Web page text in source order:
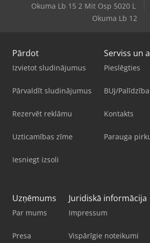
Okuma Lb 15 2 Mit Osp 5020 L
Okuma Lb 12
Pārdot
Izvietot sludinājumus
Pārvaldīt sludinājumus
Rezervēt reklāmu
Uzticamības zīme
Iesniegt izsoli
Serviss un
Pieslēgties
BUJ/Palīdzība
Kontakts
Parauga
Uzņēmums
Par mums
Presa
Juridiskā informācija
Impressum
Vispārīgie noteikumi